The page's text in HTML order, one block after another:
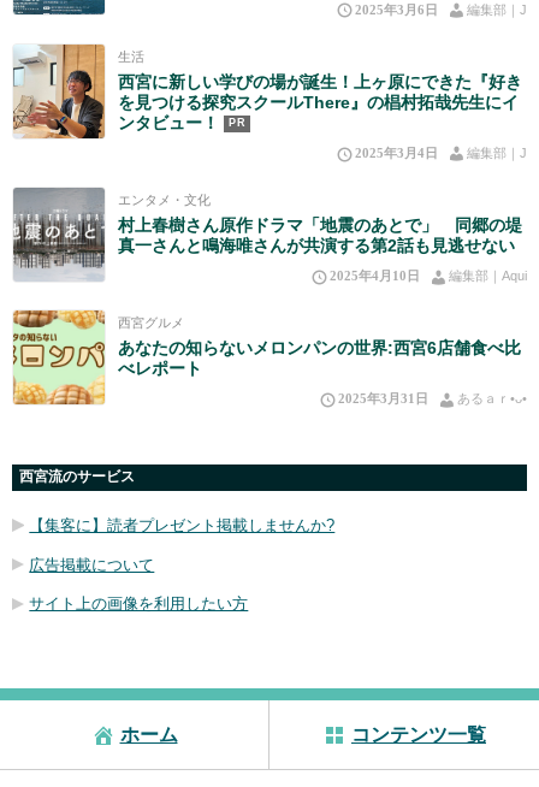
2025年3月6日 編集部｜J
生活
西宮に新しい学びの場が誕生！上ヶ原にできた『好き
を見つける探究スクールThere』の椙村拓哉先生にイ
ンタビュー！
PR
2025年3月4日 編集部｜J
エンタメ・文化
村上春樹さん原作ドラマ「地震のあとで」 同郷の堤
真一さんと鳴海唯さんが共演する第2話も見逃せない
2025年4月10日 編集部｜Aqui
西宮グルメ
あなたの知らないメロンパンの世界:西宮6店舗食べ比
べレポート
2025年3月31日 あるａｒ•⁠ᴗ⁠•⁠
西宮流のサービス
【集客に】読者プレゼント掲載しませんか?
広告掲載について
サイト上の画像を利用したい方
ホーム コンテンツ一覧